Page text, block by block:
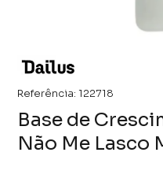
Referência: 122718
Base de
Não Me Lasco